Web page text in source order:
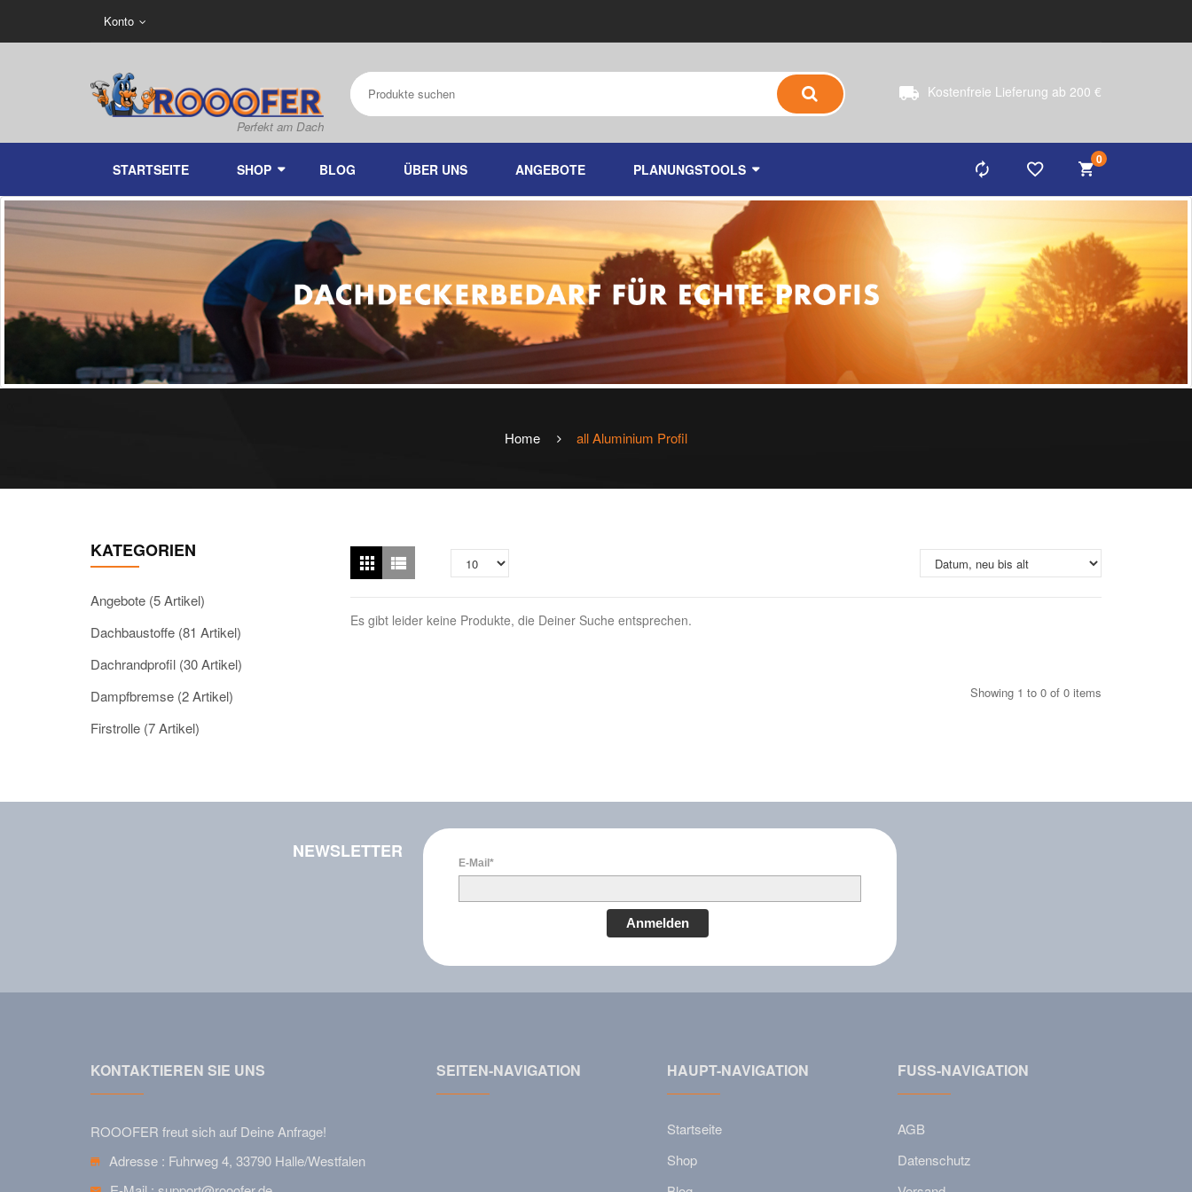
Konto
Kostenfreie Lieferung ab 200 €
0
STARTSEITE SHOP BLOG ÜBER UNS ANGEBOTE PLANUNGSTOOLS
Home allAluminium Profil
KATEGORIEN
Angebote (5 Artikel)
Dachbaustoffe (81 Artikel)
Dachrandprofil (30 Artikel)
Dampfbremse (2 Artikel)
Firstrolle (7 Artikel)
Es gibt leider keine Produkte, die Deiner Suche entsprechen.
Showing 1 to 0 of 0 items
NEWSLETTER
E-Mail*
Anmelden
KONTAKTIEREN SIE UNS
ROOOFER freut sich auf Deine Anfrage!
Adresse : Fuhrweg 4, 33790 Halle/Westfalen
SEITEN-NAVIGATION HAUPT-NAVIGATION
Startseite
Shop
FUSS-NAVIGATION
AGB
Datenschutz